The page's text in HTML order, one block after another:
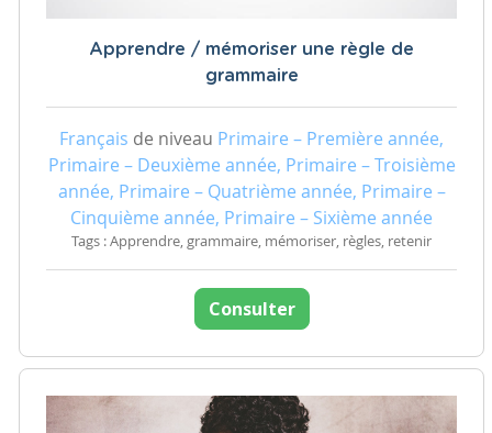
Apprendre / mémoriser une règle de
grammaire
Français de niveau Primaire – Première année,
Primaire – Deuxième année, Primaire – Troisième
année, Primaire – Quatrième année, Primaire –
Cinquième année, Primaire – Sixième année
Tags : Apprendre, grammaire, mémoriser, règles, retenir
Consulter